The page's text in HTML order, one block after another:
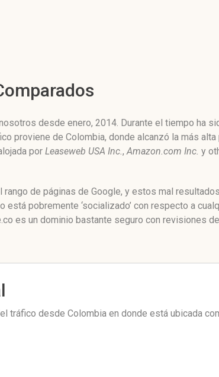
desde enero, 2014. Durante el tiempo ha
proviene de Colombia, donde alcanzó la más
por Leaseweb USA Inc.,Amazon.com Inc. y
de páginas de Google, y estos mal
está pobremente ‘socializado’ con respecto a
es un dominio bastante seguro con revisiones
tráfico desde Colombia en donde está ubicada